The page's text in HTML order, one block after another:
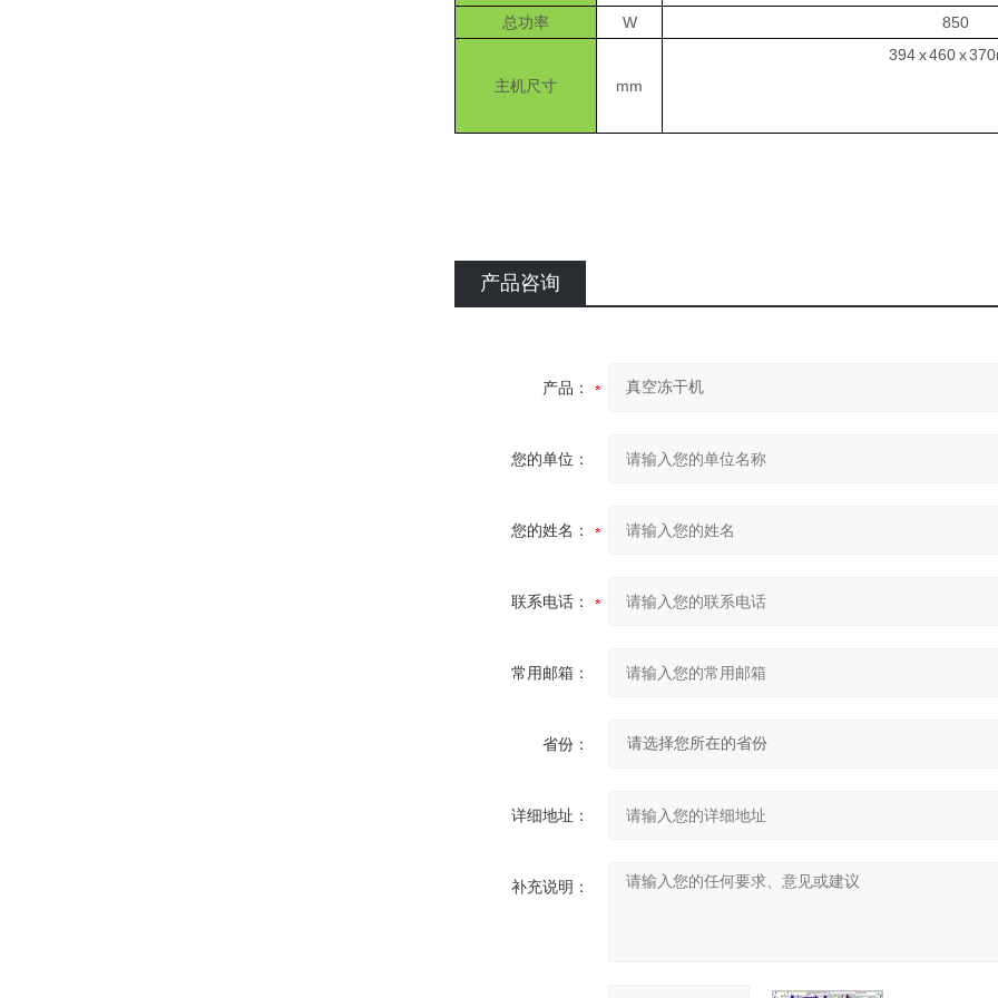
总功率 W 850
主机尺寸 mm
394 x 460 x
产品咨询
产品：
您的单位：
您的姓名：
联系电话：
常用邮箱：
省份：
详细地址：
补充说明：